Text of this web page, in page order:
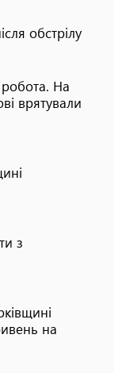
обстрілу
робота. На
врятували
з
на